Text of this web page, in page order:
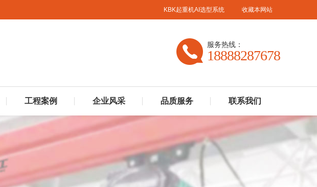
KBK起重机AI选型系统 收藏本网站
服务热线：
18888287678
工程案例 企业风采 品质服务 联系我们